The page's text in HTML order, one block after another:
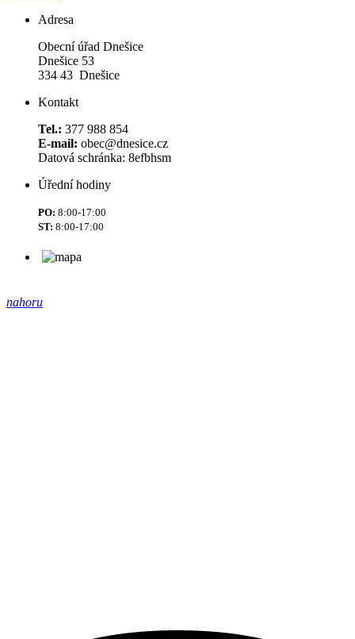
Adresa
Obecní úřad Dnešice
Dnešice 53
334 43 Dnešice
Kontakt
Tel.: 377 988 854
E-mail: obec@dnesice.cz
Datová schránka: 8efbhsm
Úřední hodiny
PO: 8:00-17:00
ST: 8:00-17:00
nahoru